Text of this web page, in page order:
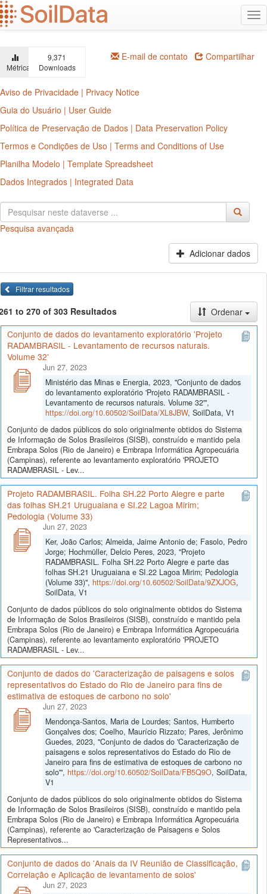
Ir
para
o
principal
Métricas
9,371
Downloads
E-mail de contato Compartilhar
Aviso de Privacidade | Privacy Notice
Guia do Usuário | User Guide
Política de Preservação de Dados | Data Preservation Policy
Termos e Condições de Uso | Terms and Conditions of Use
Planilha Modelo | Template Spreadsheet
Dados Integrados | Integrated Data
Pesquisa avançada
Adicionar dados
Filtrar resultados
to 270 of 303 Resultados
Ordenar
Conjunto de dados do levantamento exploratório 'Projeto
RADAMBRASIL - Levantamento de recursos naturais.
Volume 32'
Jun 27, 2023
Ministério das Minas e Energia, 2023, "Conjunto de dados
do levantamento exploratório 'Projeto RADAMBRASIL -
Levantamento de recursos naturais. Volume 32'",
https://doi.org/10.60502/SoilData/XL8JBW, SoilData, V1
Conjunto de dados públicos do solo originalmente obtidos do Sistema
de Informação de Solos Brasileiros (SISB), construído e mantido pela
Embrapa Solos (Rio de Janeiro) e Embrapa Informática Agropecuária
(Campinas), referente ao levantamento exploratório 'PROJETO
RADAMBRASIL - Lev...
Projeto RADAMBRASIL. Folha SH.22 Porto Alegre e parte
das folhas SH.21 Uruguaiana e SI.22 Lagoa Mirim;
Pedologia (Volume 33)
Jun 27, 2023
Ker, João Carlos; Almeida, Jaime Antonio de; Fasolo, Pedro
Jorge; Hochmüller, Delcio Peres, 2023, "Projeto
RADAMBRASIL. Folha SH.22 Porto Alegre e parte das
folhas SH.21 Uruguaiana e SI.22 Lagoa Mirim; Pedologia
(Volume 33)", https://doi.org/10.60502/SoilData/9ZXJOG,
SoilData, V1
Conjunto de dados públicos do solo originalmente obtidos do Sistema
de Informação de Solos Brasileiros (SISB), construído e mantido pela
Embrapa Solos (Rio de Janeiro) e Embrapa Informática Agropecuária
(Campinas), referente ao levantamento exploratório 'PROJETO
RADAMBRASIL - Lev...
Conjunto de dados do 'Caracterização de paisagens e solos
representativos do Estado do Rio de Janeiro para fins de
estimativa de estoques de carbono no solo'
Jun 27, 2023
Mendonça-Santos, Maria de Lourdes; Santos, Humberto
Gonçalves dos; Coelho, Maurício Rizzato; Pares, Jerônimo
Guedes, 2023, "Conjunto de dados do 'Caracterização de
paisagens e solos representativos do Estado do Rio de
Janeiro para fins de estimativa de estoques de carbono no
solo'", https://doi.org/10.60502/SoilData/FB5Q9O, SoilData,
V1
Conjunto de dados públicos do solo originalmente obtidos do Sistema
de Informação de Solos Brasileiros (SISB), construído e mantido pela
Embrapa Solos (Rio de Janeiro) e Embrapa Informática Agropecuária
(Campinas), referente ao 'Caracterização de Paisagens e Solos
Representativos...
Conjunto de dados do 'Anais da IV Reunião de Classificação,
Correlação e Aplicação de levantamento de solos'
Jun 27, 2023